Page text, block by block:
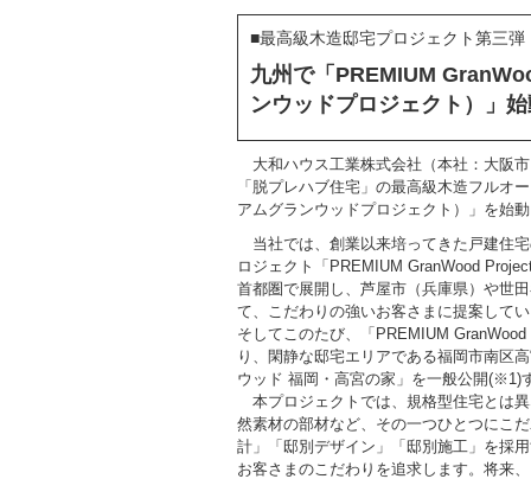
■最高級木造邸宅プロジェクト第三弾
九州で「PREMIUM
ンウッドプロジェクト）」
大和ハウス工業株式会社（本社：大阪
「脱プレハブ住宅」の最高級木造フルオ
アムグランウッドプロジェクト）」を始
当社では、創業以来培ってきた戸建住
ロジェクト「PREMIUM GranWood
首都圏で展開し、芦屋市（兵庫県）や世
て、こだわりの強いお客さまに提案して
そしてこのたび、「PREMIUM
り、閑静な邸宅エリアである福岡市南区
ウッド 福岡・高宮の家」を一般公開(※1)
本プロジェクトでは、規格型住宅とは
然素材の部材など、その一つひとつにこ
計」「邸別デザイン」「邸別施工」を採
お客さまのこだわりを追求します。将来